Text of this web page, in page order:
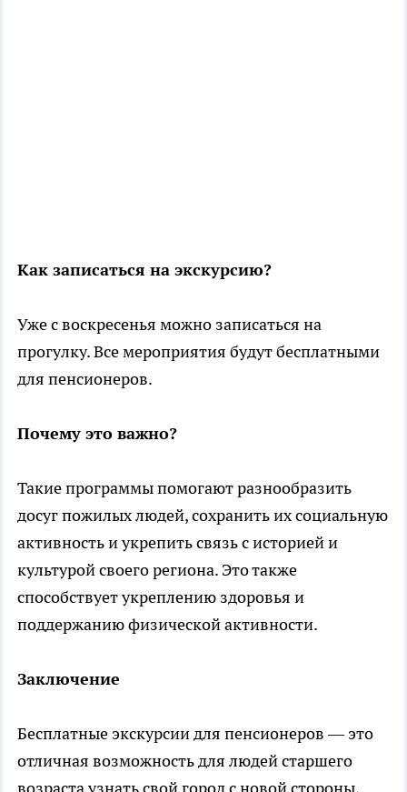
Как записаться на экскурсию?
Уже с воскресенья можно записаться на
прогулку. Все мероприятия будут бесплатными
для пенсионеров.
Почему это важно?
Такие программы помогают разнообразить
досуг пожилых людей, сохранить их социальную
активность и укрепить связь с историей и
культурой своего региона. Это также
способствует укреплению здоровья и
поддержанию физической активности.
Заключение
Бесплатные экскурсии для пенсионеров — это
отличная возможность для людей старшего
возраста узнать свой город с новой стороны,